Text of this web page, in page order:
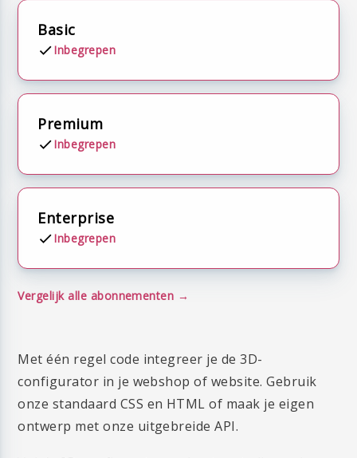
Basic
Inbegrepen
Premium
Inbegrepen
Enterprise
Inbegrepen
Vergelijk alle abonnementen
Met één regel code integreer je de 3D-
configurator in je webshop of website. Gebruik
onze standaard CSS en HTML of maak je eigen
ontwerp met onze uitgebreide API.